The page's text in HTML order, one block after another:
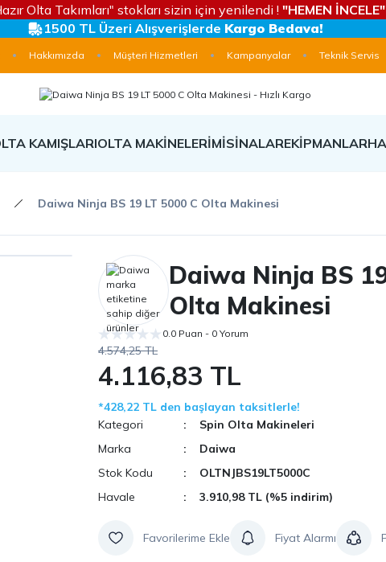
Olta Takımları" stokları sizin için yenilendi ! "HEMEN İNCELE"
1500 TL Üzeri Alışverişlerde Kargo Bedava!
Hakkımızda Müşteri Hizmetleri Kampanyalar Teknik Servis
KAMIŞLARIOLTA MAKİNELERİMİSİNALAREKİPMANLAR
Daiwa Ninja BS 19 LT 5000 C Olta Makinesi
Daiwa Ninja BS
Olta Makinesi
0.0 Puan - 0 Yorum
4.574,25 TL
4.116,83 TL
*428,22 TL den başlayan taksitlerle!
Kategori
Spin Olta Makineleri
Marka
Daiwa
Stok Kodu
OLTNJBS19LT5000C
Havale
3.910,98 TL (%5 indirim)
Fiyat Alarmı